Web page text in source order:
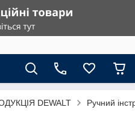
DEWALT Ручний